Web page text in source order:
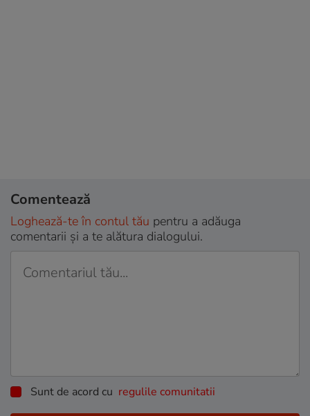
Comentează
Loghează-te în contul tău pentru a adăuga
comentarii și a te alătura dialogului.
Sunt de acord cu regulile comunitatii